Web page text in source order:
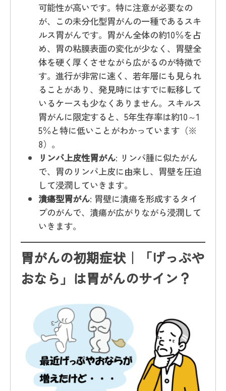
可能性が高いです。特に注意が必要なの
が、この未分化型胃がんの一種であるスキ
ルス胃がんです。胃がん全体の約10％を占
め、胃の粘膜表面の変化が少なく、胃壁全
体を硬く厚くさせながら広がるのが特徴で
す。進行が非常に速く、若年層にも見られ
ることがあり、発見時にはすでに転移して
いるケースも少なくありません。スキルス
胃がんに限定すると、5年生存率は約10～1
5％と特に低いことがわかっています（※
8）。
リンパ上皮性胃がん: リンパ腫に似たがん
で、胃のリンパ上皮に由来し、胃壁を圧迫
して浸潤していきます。
潰瘍型胃がん: 胃壁に潰瘍を形成するタイ
プのがんで、潰瘍が広がりながら浸潤して
いきます。
胃がんの初期症状｜「げっぷや
おなら」は胃がんのサイン？